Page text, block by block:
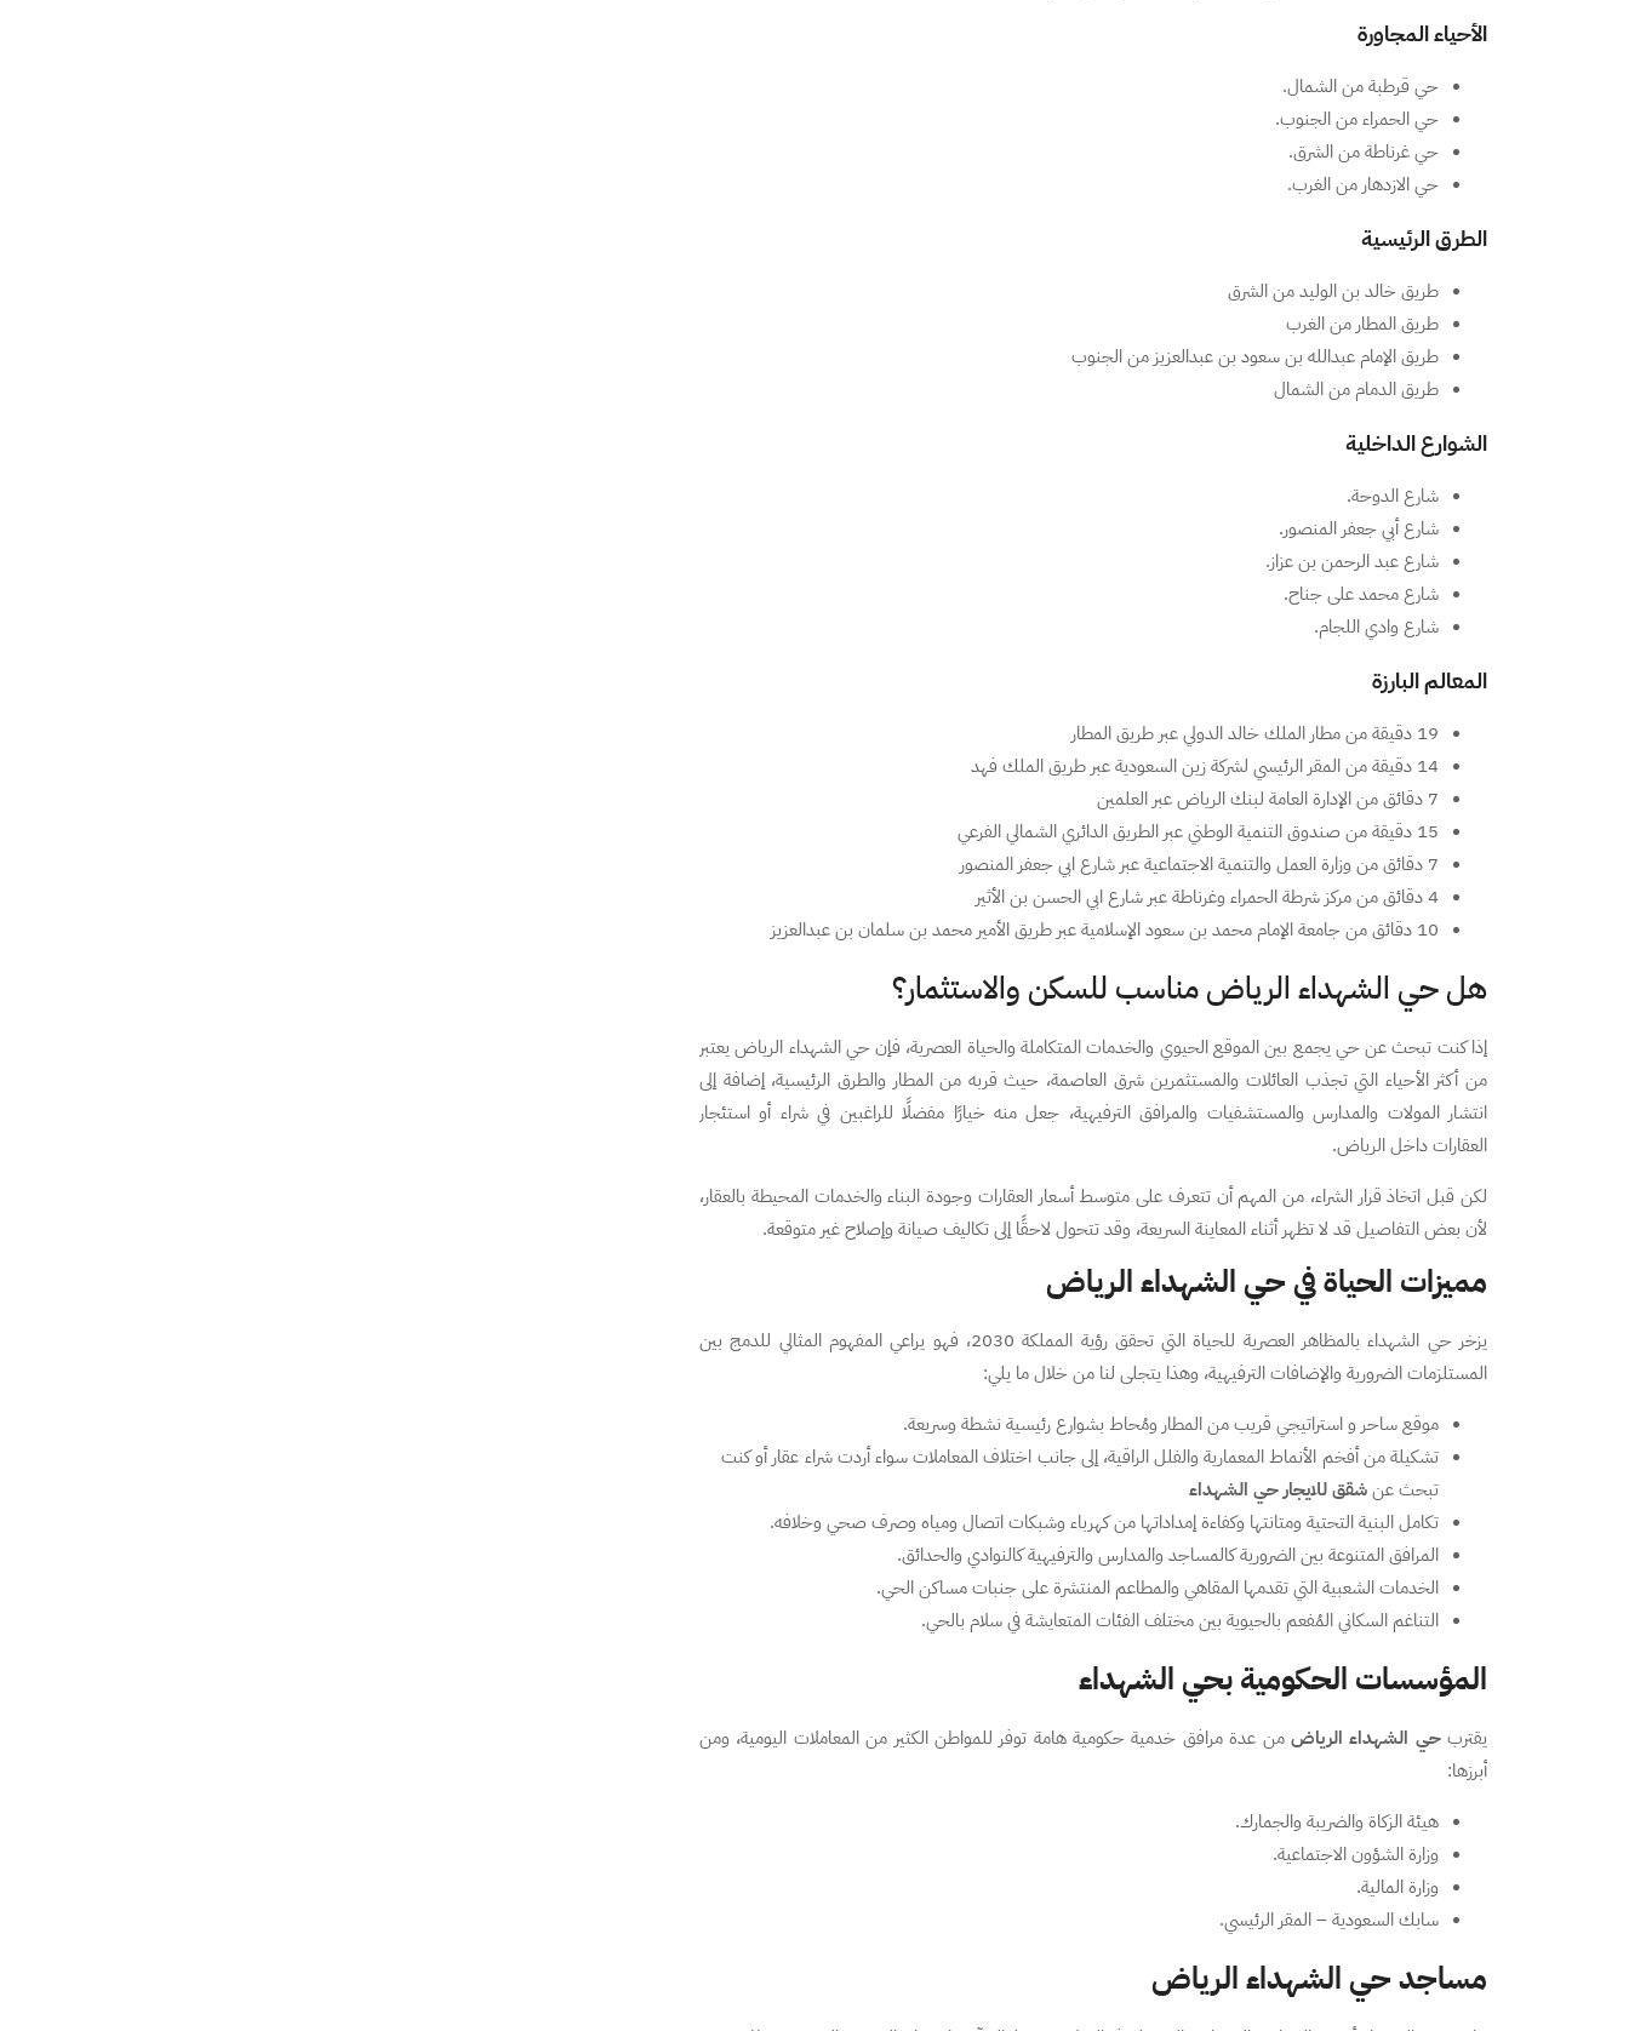
الأحياء المجاورة
حي قرطبة من الشمال.
حي الحمراء من الجنوب.
حي غرناطة من الشرق.
حي الازدهار من الغرب.
الطرق الرئيسية
طريق خالد بن الوليد من الشرق
طريق المطار من الغرب
طريق الإمام عبدالله بن سعود بن عبدالعزيز من الجنوب
طريق الدمام من الشمال
الشوارع الداخلية
شارع الدوحة.
شارع أبي جعفر المنصور.
شارع عبد الرحمن بن عزاز.
شارع محمد على جناح.
شارع وادي اللجام.
المعالم البارزة
19 دقيقة من مطار الملك خالد الدولي عبر طريق المطار
14 دقيقة من المقر الرئيسي لشركة زين السعودية عبر طريق الملك فهد
7 دقائق من الإدارة العامة لبنك الرياض عبر العلمين
15 دقيقة من صندوق التنمية الوطني عبر الطريق الدائري الشمالي الفرعي
7 دقائق من وزارة العمل والتنمية الاجتماعية عبر شارع ابي جعفر المنصور
4 دقائق من مركز شرطة الحمراء وغرناطة عبر شارع ابي الحسن بن الأثير
10 دقائق من جامعة الإمام محمد بن سعود الإسلامية عبر طريق الأمير محمد بن سلمان بن عبدالعزيز
هل حي الشهداء الرياض مناسب للسكن والاستثمار؟
إذا كنت تبحث عن حي يجمع بين الموقع الحيوي والخدمات المتكاملة والحياة العصرية، فإن حي الشهداء الرياض يعتبر
من أكثر الأحياء التي تجذب العائلات والمستثمرين شرق العاصمة، حيث قربه من المطار والطرق الرئيسية، إضافة إلى
انتشار المولات والمدارس والمستشفيات والمرافق الترفيهية، جعل منه خيارًا مفضلًا للراغبين في شراء أو استئجار
العقارات داخل الرياض.
لكن قبل اتخاذ قرار الشراء، من المهم أن تتعرف على متوسط أسعار العقارات وجودة البناء والخدمات المحيطة بالعقار،
لأن بعض التفاصيل قد لا تظهر أثناء المعاينة السريعة، وقد تتحول لاحقًا إلى تكاليف صيانة وإصلاح غير متوقعة.
مميزات الحياة في حي الشهداء الرياض
يزخر حي الشهداء بالمظاهر العصرية للحياة التي تحقق رؤية المملكة 2030، فهو يراعي المفهوم المثالي للدمج بين
المستلزمات الضرورية والإضافات الترفيهية، وهذا يتجلى لنا من خلال ما يلي:
موقع ساحر و استراتيجي قريب من المطار ومُحاط بشوارع رئيسية نشطة وسريعة.
تشكيلة من أفخم الأنماط المعمارية والفلل الراقية، إلى جانب اختلاف المعاملات سواء أردت شراء عقار أو كنت
تبحث عنشقق للايجار حي الشهداء
تكامل البنية التحتية ومتانتها وكفاءة إمداداتها من كهرباء وشبكات اتصال ومياه وصرف صحي وخلافه.
المرافق المتنوعة بين الضرورية كالمساجد والمدارس والترفيهية كالنوادي والحدائق.
الخدمات الشعبية التي تقدمها المقاهي والمطاعم المنتشرة على جنبات مساكن الحي.
التناغم السكاني المُفعم بالحيوية بين مختلف الفئات المتعايشة في سلام بالحي.
المؤسسات الحكومية بحي الشهداء
يقتربحي الشهداء الرياضمن عدة مرافق خدمية حكومية هامة توفر للمواطن الكثير من المعاملات اليومية، ومن
أبرزها:
هيئة الزكاة والضريبة والجمارك.
وزارة الشؤون الاجتماعية.
وزارة المالية.
سابك السعودية – المقر الرئيسي.
مساجد حي الشهداء الرياض